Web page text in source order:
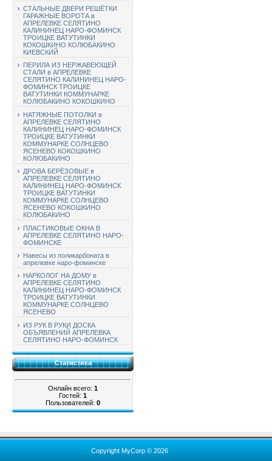
СТАЛЬНЫЕ ДВЕРИ РЕШЁТКИ
ГАРАЖНЫЕ ВОРОТА в
АПРЕЛЕВКЕ СЕЛЯТИНО
КАЛИНИНЕЦ НАРО-ФОМИНСК
ТРОИЦКЕ ВАТУТИНКИ
КОКОШКИНО КОЛЮБАКИНО
КИЕВСКИЙ
ПЕРИЛА ИЗ НЕРЖАВЕЮЩЕЙ
СТАЛИ в АПРЕЛЕВКЕ
СЕЛЯТИНО КАЛИНИНЕЦ НАРО-
ФОМИНСК ТРОИЦКЕ
ВАТУТИНКИ КОММУНАРКЕ
КОЛЮБАКИНО КОКОШКИНО
НАТЯЖНЫЕ ПОТОЛКИ в
АПРЕЛЕВКЕ СЕЛЯТИНО
КАЛИНИНЕЦ НАРО-ФОМИНСК
ТРОИЦКЕ ВАТУТИНКИ
КОММУНАРКЕ СОЛНЦЕВО
ЯСЕНЕВО КОКОШКИНО
КОЛЮБАКИНО
ДРОВА БЕРЁЗОВЫЕ в
АПРЕЛЕВКЕ СЕЛЯТИНО
КАЛИНИНЕЦ НАРО-ФОМИНСК
ТРОИЦКЕ ВАТУТИНКИ
КОММУНАРКЕ СОЛНЦЕВО
ЯСЕНЕВО КОКОШКИНО
КОЛЮБАКИНО
ПЛАСТИКОВЫЕ ОКНА В
АПРЕЛЕВКЕ СЕЛЯТИНО НАРО-
ФОМИНСКЕ
Навесы из поликарбоната в
апрелевке наро-фоминске
НАРКОЛОГ НА ДОМУ в
АПРЕЛЕВКЕ СЕЛЯТИНО
КАЛИНИНЕЦ НАРО-ФОМИНСК
ТРОИЦКЕ ВАТУТИНКИ
КОММУНАРКЕ СОЛНЦЕВО
ЯСЕНЕВО
ИЗ РУК В РУКИ ДОСКА
ОБЪЯВЛЕНИЙ АПРЕЛЕВКА
СЕЛЯТИНО НАРО-ФОМИНСК
Статистика
Онлайн всего: 1
Гостей: 1
Пользователей: 0
Copyright MyCorp © 2026